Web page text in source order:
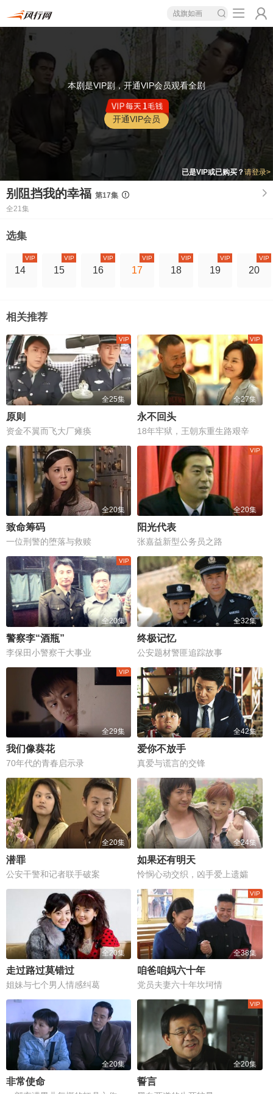
战旗如画
本剧是VIP剧，开通VIP会员观看全剧
开通VIP会员
已是VIP或已购买？请登录>
别阻挡我的幸福 第17集
全21集
选集
14
VIP
15
VIP
16
VIP
17
VIP
18
VIP
19
VIP
20
VIP
相关推荐
全25集
原则
资金不翼而飞大厂瘫痪
全27集
永不回头
18年牢狱，王朝东重生路艰辛
全20集
致命筹码
一位刑警的堕落与救赎
全20集
阳光代表
张嘉益新型公务员之路
全20集
警察李“酒瓶”
李保田小警察干大事业
全32集
终极记忆
公安题材警匪追踪故事
全29集
我们像葵花
70年代的青春启示录
全42集
爱你不放手
真爱与谎言的交锋
全20集
潜罪
公安干警和记者联手破案
全24集
如果还有明天
怜悯心动交织，凶手爱上遗孀
全20集
走过路过莫错过
姐妹与七个男人情感纠葛
全38集
咱爸咱妈六十年
党员夫妻六十年坎坷情
全20集
非常使命
全20集
誓言